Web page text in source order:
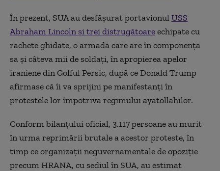
În prezent, SUA au desfăşurat portavionulUSS
Abraham Lincoln şi trei distrugătoareechipate cu
rachete ghidate, o armadă care are în componenţa
sa şi câteva mii de soldaţi, în apropierea apelor
iraniene din Golful Persic, după ce Donald Trump
afirmase că îi va sprijini pe manifestanţi în
protestele lor împotriva regimului ayatollahilor.
Conform bilanţului oficial, 3.117 persoane au murit
în urma reprimării brutale a acestor proteste, în
timp ce organizaţii neguvernamentale de opoziţie
precum HRANA, cu sediul în SUA, au estimat